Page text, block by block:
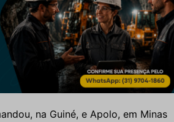
na Guiné, e Apolo, em Minas